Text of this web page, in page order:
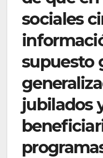
sociales
supuesto
jubilados